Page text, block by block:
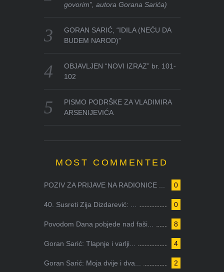
govorim”, autora Gorana Sarića)
GORAN SARIĆ, “IDILA (NEĆU DA
BUDEM NAROD)”
OBJAVLJEN “NOVI IZRAZ” br. 101-
102
PISMO PODRŠKE ZA VLADIMIRA
ARSENIJEVIĆA
MOST COMMENTED
0
POZIV ZA PRIJAVE NA RADIONICE ...
0
40. Susreti Zija Dizdarević: ...
8
Povodom Dana pobjede nad faši...
4
Goran Sarić: Tlapnje i varlji...
2
Goran Sarić: Moja dvije i dva...